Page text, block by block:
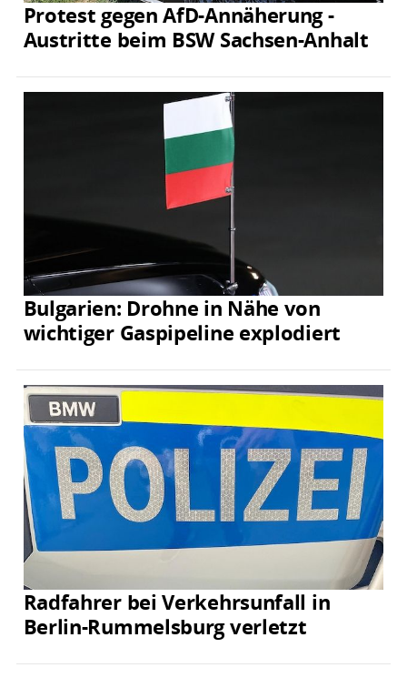
Protest gegen AfD-Annäherung -
Austritte beim BSW Sachsen-Anhalt
Bulgarien: Drohne in Nähe von
wichtiger Gaspipeline explodiert
Radfahrer bei Verkehrsunfall in
Berlin-Rummelsburg verletzt